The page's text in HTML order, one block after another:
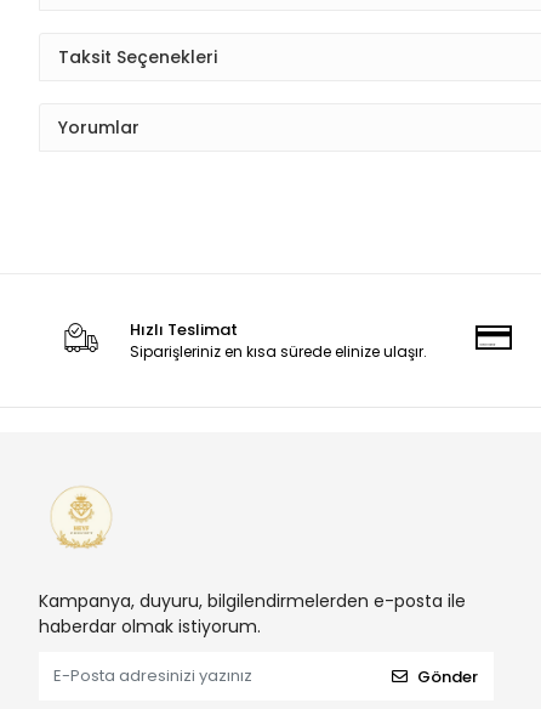
Taksit Seçenekleri
Yorumlar
Hızlı Teslimat
Siparişleriniz en kısa sürede elinize ulaşır.
Kampanya, duyuru, bilgilendirmelerden e-posta ile
haberdar olmak istiyorum.
Gönder